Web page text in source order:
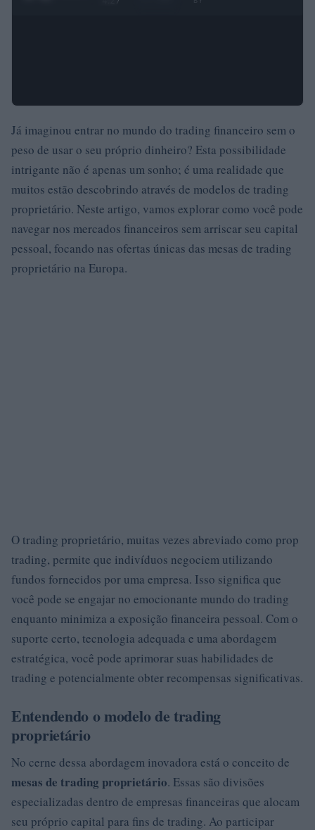
Já imaginou entrar no mundo do trading financeiro sem o
peso de usar o seu próprio dinheiro? Esta possibilidade
intrigante não é apenas um sonho; é uma realidade que
muitos estão descobrindo através de modelos de trading
proprietário. Neste artigo, vamos explorar como você pode
navegar nos mercados financeiros sem arriscar seu capital
pessoal, focando nas ofertas únicas das mesas de trading
proprietário na Europa.
O trading proprietário, muitas vezes abreviado como prop
trading, permite que indivíduos negociem utilizando
fundos fornecidos por uma empresa. Isso significa que
você pode se engajar no emocionante mundo do trading
enquanto minimiza a exposição financeira pessoal. Com o
suporte certo, tecnologia adequada e uma abordagem
estratégica, você pode aprimorar suas habilidades de
trading e potencialmente obter recompensas significativas.
Entendendo o modelo de trading
proprietário
No cerne dessa abordagem inovadora está o conceito de
mesas de trading proprietário. Essas são divisões
especializadas dentro de empresas financeiras que alocam
seu próprio capital para fins de trading. Ao participar